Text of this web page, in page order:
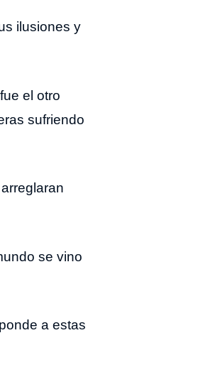
ilusiones y
el otro
sufriendo
se vino
a estas